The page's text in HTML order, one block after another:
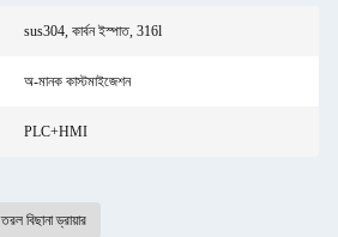
sus304, কার্বন ইস্পাত, 316l
অ-মানক কাস্টমাইজেশন
PLC+HMI
বিছানা ড্রায়ার